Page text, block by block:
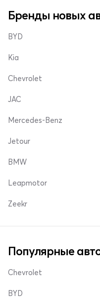
Бренды новых
BYD
Kia
Chevrolet
JAC
Mercedes-Benz
Jetour
BMW
Leapmotor
Zeekr
Популярные
Chevrolet
BYD